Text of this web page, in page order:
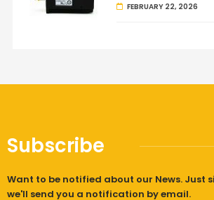
FEBRUARY 22, 2026
Subscribe
Want to be notified about our News. Just
we'll send you a notification by email.